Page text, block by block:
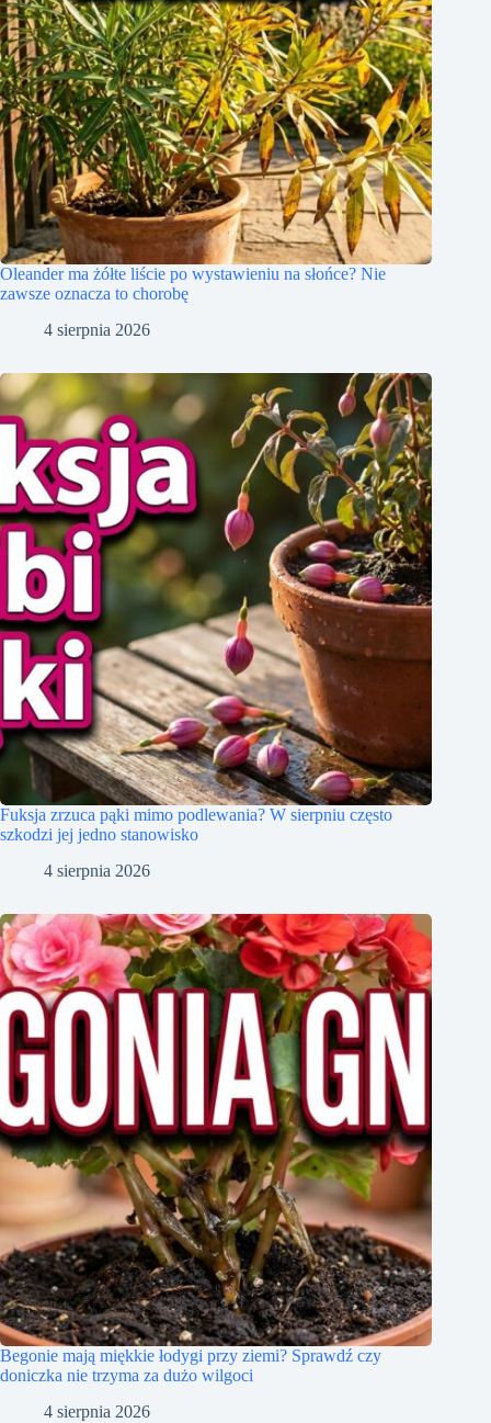
Oleander ma żółte liście po wystawieniu na słońce? Nie
zawsze oznacza to chorobę
4 sierpnia 2026
Fuksja zrzuca pąki mimo podlewania? W sierpniu często
szkodzi jej jedno stanowisko
4 sierpnia 2026
Begonie mają miękkie łodygi przy ziemi? Sprawdź czy
doniczka nie trzyma za dużo wilgoci
4 sierpnia 2026